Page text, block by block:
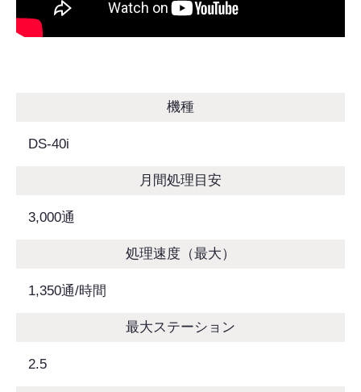
機種
DS-40i
月間処理目安
3,000通
処理速度（最大）
1,350通/時間
最大ステーション
2.5